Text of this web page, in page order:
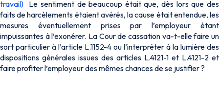
travail) Le sentiment de beaucoup était que, dès lors que des
faits de harcèlements étaient avérés, la cause était entendue, les
mesures éventuellement prises par l’employeur étant
impuissantes à l’exonérer. La Cour de cassation va-t-elle faire un
sort particulier à l’article L.1152-4 ou l’interpréter à la lumière des
dispositions générales issues des articles L.4121-1 et L.4121-2 et
faire profiter l’employeur des mêmes chances de se justifier ?